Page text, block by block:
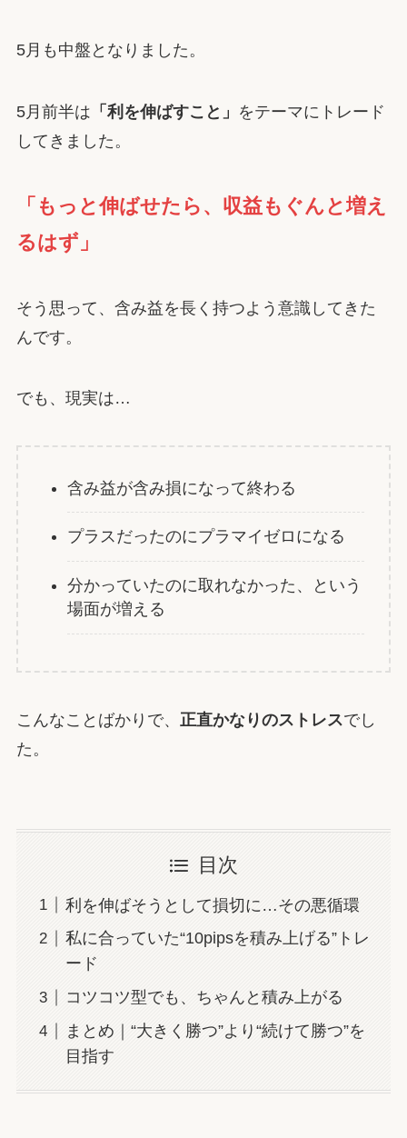
5月も中盤となりました。
5月前半は 「利を伸ばすこと」 をテーマにトレード
してきました。
「もっと伸ばせたら、収益もぐんと増え
るはず」
そう思って、含み益を長く持つよう意識してきた
んです。
でも、現実は…
含み益が含み損になって終わる
プラスだったのにプラマイゼロになる
分かっていたのに取れなかった、という
場面が増える
こんなことばかりで、 正直かなりのストレスでし
た。
目次
利を伸ばそうとして損切に…その悪循環
私に合っていた“10pipsを積み上げる”トレ
ード
コツコツ型でも、ちゃんと積み上がる
まとめ｜“大きく勝つ”より“続けて勝つ”を
目指す